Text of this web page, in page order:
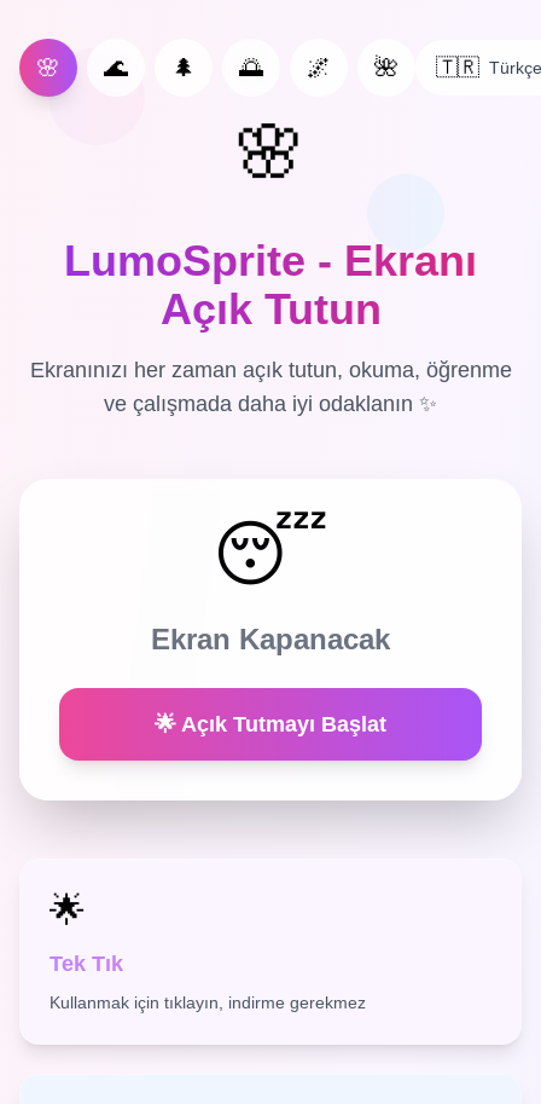
🌸 🌊 🌲 🌅 🌌 🌺 🇹🇷 Türkçe
🌸
LumoSprite - Ekranı
Açık Tutun
Ekranınızı her zaman açık tutun, okuma, öğrenme
ve çalışmada daha iyi odaklanın ✨
😴
Ekran Kapanacak
🌟 Açık Tutmayı Başlat
🌟
Tek Tık
Kullanmak için tıklayın, indirme gerekmez